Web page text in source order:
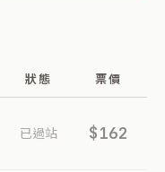
狀態 票價
已過站 $162